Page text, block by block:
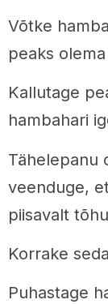
Võtke
peaks
Kallutage
hambahari
Tähelepanu
veenduge,
piisavalt
Korrake
Puhastage